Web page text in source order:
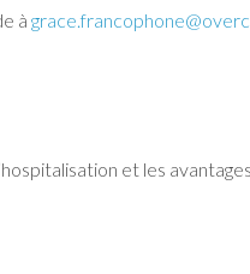
à
et les